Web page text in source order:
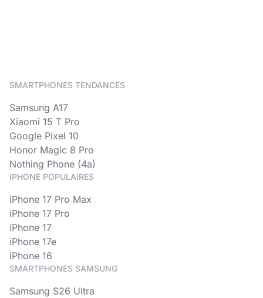
SMARTPHONES TENDANCES
Samsung A17
Xiaomi 15 T Pro
Google Pixel 10
Honor Magic 8 Pro
Nothing Phone (4a)
IPHONE POPULAIRES
iPhone 17 Pro Max
iPhone 17 Pro
iPhone 17
iPhone 17e
iPhone 16
SMARTPHONES SAMSUNG
Samsung S26 Ultra